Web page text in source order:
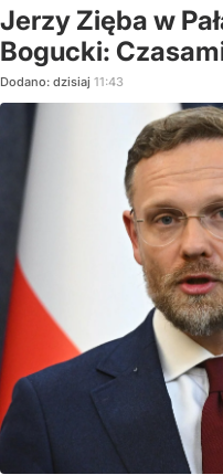
Jerzy Zięba w
Bogucki:
Dodano: dzisiaj 11:43